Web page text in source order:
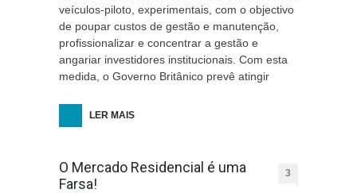
veículos-piloto, experimentais, com o objectivo
de poupar custos de gestão e manutenção,
profissionalizar e concentrar a gestão e
angariar investidores institucionais. Com esta
medida, o Governo Britânico prevê atingir
LER MAIS
O Mercado Residencial é uma
Farsa!
3